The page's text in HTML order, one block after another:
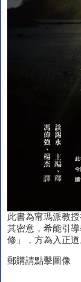
此書為甯瑪派教
其密意，希能引
修」，方為入正道
郵購請點擊圖像